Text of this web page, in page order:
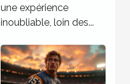
une expérience
inoubliable, loin des...